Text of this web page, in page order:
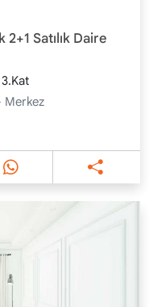
2+1 Satılık Daire
3.Kat
Merkez